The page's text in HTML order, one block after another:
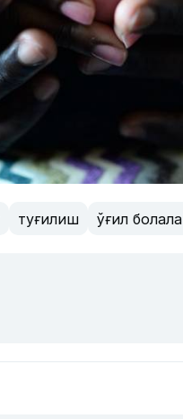
туғилиш ўғил